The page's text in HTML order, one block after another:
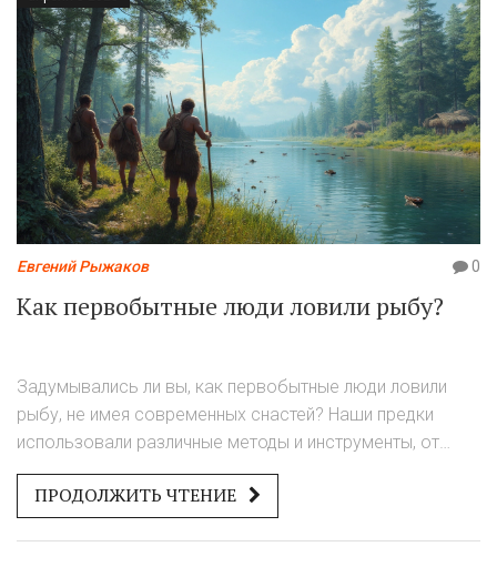
Евгений Рыжаков 0
Как первобытные люди ловили рыбу?
Задумывались ли вы, как первобытные люди ловили
рыбу, не имея современных снастей? Наши предки
использовали различные методы и инструменты, от
простых сетей до ловушек из веток. Эти способы ловли
не только показывают изобретательность ранних
людей, но и помогают лучше понимать эволюцию
ПРОДОЛЖИТЬ ЧТЕНИЕ